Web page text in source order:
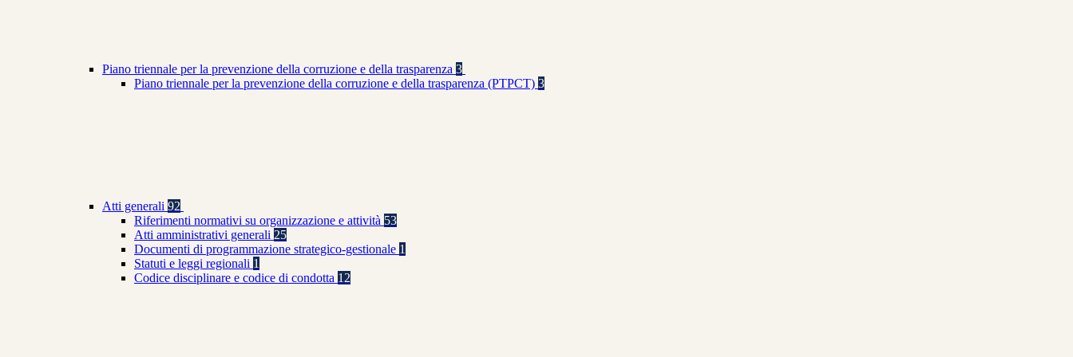
Piano triennale per la prevenzione della corruzione e della trasparenza 3
Piano triennale per la prevenzione della corruzione e della trasparenza (PTPCT) 3
Atti generali 92
Riferimenti normativi su organizzazione e attività 53
Atti amministrativi generali 25
Documenti di programmazione strategico-gestionale 1
Statuti e leggi regionali 1
Codice disciplinare e codice di condotta 12